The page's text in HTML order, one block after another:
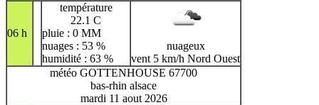
06 h
température
22.1 C
pluie : 0 MM
nuages : 53 %
humidité : 63 %
nuageux
vent 5 km/h Nord Ouest
météo GOTTENHOUSE 67700
bas-rhin alsace
mardi 11 aout 2026